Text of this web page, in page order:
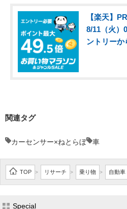
【楽天】
8/11（火
ントリーか
関連タグ
カーセンサー×ねとらぼ 車
TOP > リサーチ > 乗り物 > 自動車
Special